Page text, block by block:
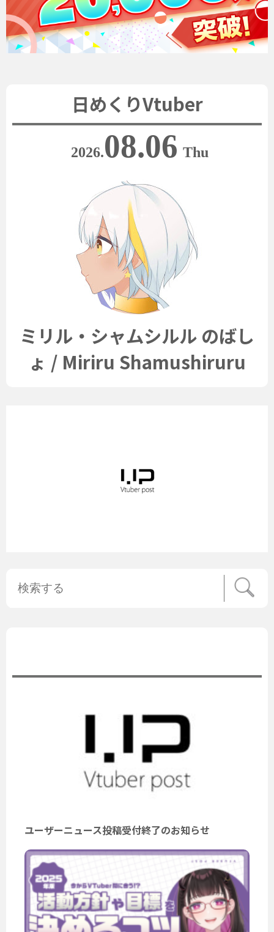
日めくりVtuber
2026.08.06 Thu
ミリル・シャムシルル のばし
ょ / Miriru Shamushiruru
ユーザーニュース投稿受付終了のお知らせ